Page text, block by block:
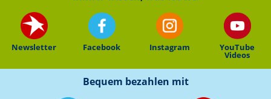
Newsletter Facebook Instagram YouTube
Videos
Bequem bezahlen mit